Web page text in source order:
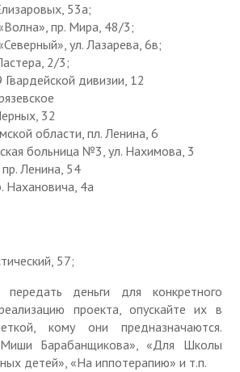
53а;
пр. Мира, 48/3;
ул. Лазарева, 6в;
2/3;
дивизии, 12
32
области, пл. Ленина, 6
больница №3, ул. Нахимова, 3
пр. Ленина, 54
Нахановича, 4а
57;
деньги для конкретного
проекта, опускайте их в
кому они предназначаются.
Барабанщикова», «Для Школы
детей», «На иппотерапию» и т.п.